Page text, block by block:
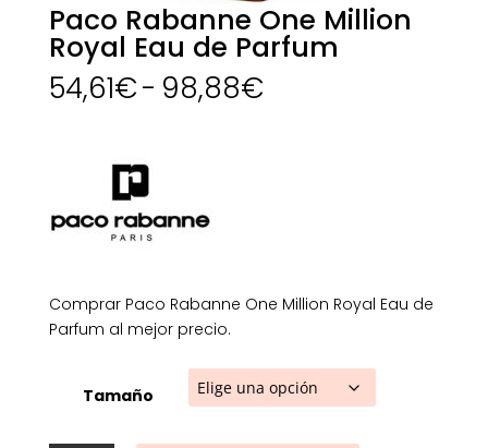
Paco Rabanne One Million
Royal Eau de Parfum
54,61€- 98,88€Rango
Comprar Paco Rabanne One Million Royal Eau de
Parfum al mejor precio.
Tamaño